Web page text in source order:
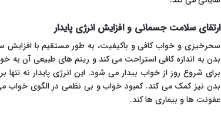
ارتقای سلامت جسمانی و افزایش انرژی پایدار
سحرخیزی و خواب کافی و باکیفیت، به طور مستقیم با افزایش
بدن به اندازه کافی استراحت می کند و ریتم های طبیعی آن
برای شروع روز از خواب بیدار می شود. این انرژی پایدار نه تنها
بدن نیز کمک می کند. کمبود خواب و بی نظمی در الگوی خواب
عفونت ها و بیماری ها کند.